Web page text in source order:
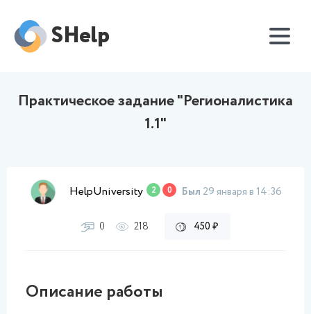
SHelp
Практическое задание "Регионалистика
1.1"
HelpUniversity 2 0 Был 29 января в 14:36
0 218 450 ₽
Описание работы